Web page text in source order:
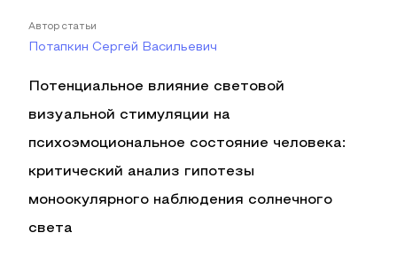
Автор статьи
Потапкин Сергей Васильевич
Потенциальное влияние световой
визуальной стимуляции на
психоэмоциональное состояние человека:
критический анализ гипотезы
моноокулярного наблюдения солнечного
света